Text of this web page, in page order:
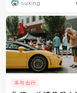
suxing
车与出行